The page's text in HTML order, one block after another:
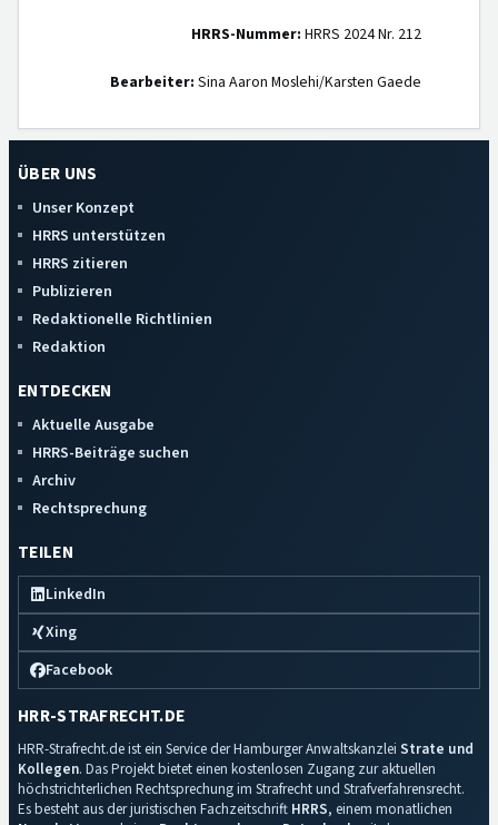
HRRS-Nummer: HRRS 2024 Nr. 212
Bearbeiter: Sina Aaron Moslehi/Karsten Gaede
ÜBER UNS
Unser Konzept
HRRS unterstützen
HRRS zitieren
Publizieren
Redaktionelle Richtlinien
Redaktion
ENTDECKEN
Aktuelle Ausgabe
HRRS-Beiträge suchen
Archiv
Rechtsprechung
TEILEN
LinkedIn
Xing
Facebook
HRR-STRAFRECHT.DE
HRR-Strafrecht.de ist ein Service der Hamburger Anwaltskanzlei Strate und
Kollegen. Das Projekt bietet einen kostenlosen Zugang zur aktuellen
höchstrichterlichen Rechtsprechung im Strafrecht und Strafverfahrensrecht.
Es besteht aus der juristischen Fachzeitschrift HRRS, einem monatlichen